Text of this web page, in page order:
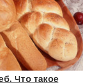
Что такое